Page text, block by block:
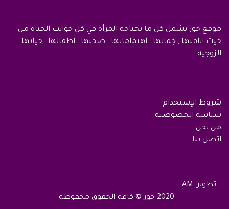
موقع حور يشمل كل ما تحتاجه المرأة في كل جوانب الحياة من
حيث اناقتها , جمالها , اهتماماتها , صحتها , اطفالها , حياتها
الزوجية
شروط الإستخدام
سياسة الخصوصية
من نحن
اتصل بنا
تطوير: AM
2020 حور © كافة الحقوق محفوظة .